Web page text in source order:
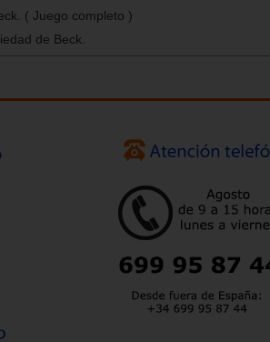
( Juego completo )
de Beck.